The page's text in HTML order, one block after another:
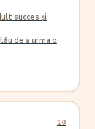
succes și
de a urma o
10